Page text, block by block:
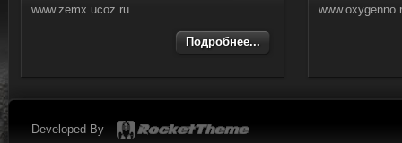
www.zemx.ucoz.ru
Подробнее...
Developed By